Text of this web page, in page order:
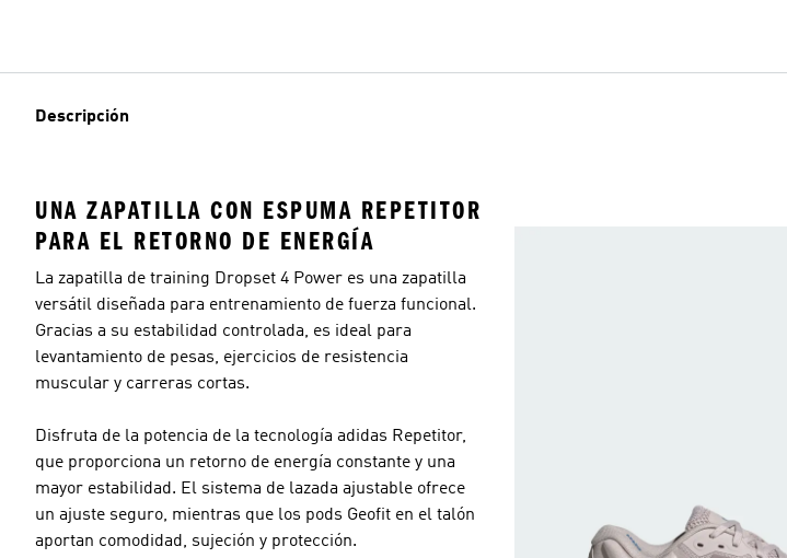
Descripción
UNA ZAPATILLA CON ESPUMA REPETITOR
PARA EL RETORNO DE ENERGÍA
La zapatilla de training Dropset 4 Power es una zapatilla
versátil diseñada para entrenamiento de fuerza funcional.
Gracias a su estabilidad controlada, es ideal para
levantamiento de pesas, ejercicios de resistencia
muscular y carreras cortas.
Disfruta de la potencia de la tecnología adidas Repetitor,
que proporciona un retorno de energía constante y una
mayor estabilidad. El sistema de lazada ajustable ofrece
un ajuste seguro, mientras que los pods Geofit en el talón
aportan comodidad, sujeción y protección.